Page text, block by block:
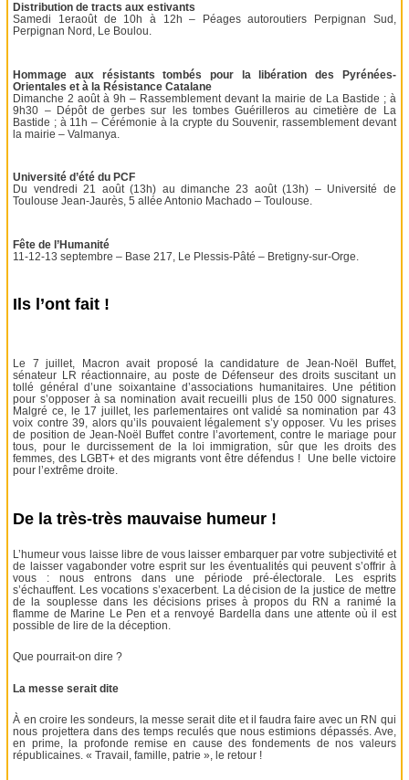
Distribution de tracts aux estivants
Samedi 1eraoût de 10h à 12h – Péages autoroutiers Perpignan Sud,
Perpignan Nord, Le Boulou.
Hommage aux résistants tombés pour la libération des Pyrénées-
Orientales et à la Résistance Catalane
Dimanche 2 août à 9h – Rassemblement devant la mairie de La Bastide ; à
9h30 – Dépôt de gerbes sur les tombes Guérilleros au cimetière de La
Bastide ; à 11h – Cérémonie à la crypte du Souvenir, rassemblement devant
la mairie – Valmanya.
Université d’été du PCF
Du vendredi 21 août (13h) au dimanche 23 août (13h) – Université de
Toulouse Jean-Jaurès, 5 allée Antonio Machado – Toulouse.
Fête de l’Humanité
11-12-13 septembre – Base 217, Le Plessis-Pâté – Bretigny-sur-Orge.
Ils l’ont fait !
Le 7 juillet, Macron avait proposé la candidature de Jean-Noël Buffet,
sénateur LR réactionnaire, au poste de Défenseur des droits suscitant un
tollé général d’une soixantaine d’associations humanitaires. Une pétition
pour s’opposer à sa nomination avait recueilli plus de 150 000 signatures.
Malgré ce, le 17 juillet, les parlementaires ont validé sa nomination par 43
voix contre 39, alors qu’ils pouvaient légalement s’y opposer. Vu les prises
de position de Jean-Noël Buffet contre l’avortement, contre le mariage pour
tous, pour le durcissement de la loi immigration, sûr que les droits des
femmes, des LGBT+ et des migrants vont être défendus ! Une belle victoire
pour l’extrême droite.
De la très-très mauvaise humeur !
L’humeur vous laisse libre de vous laisser embarquer par votre subjectivité et
de laisser vagabonder votre esprit sur les éventualités qui peuvent s’offrir à
vous : nous entrons dans une période pré-électorale. Les esprits
s’échauffent. Les vocations s’exacerbent. La décision de la justice de mettre
de la souplesse dans les décisions prises à propos du RN a ranimé la
flamme de Marine Le Pen et a renvoyé Bardella dans une attente où il est
possible de lire de la déception.
Que pourrait-on dire ?
La messe serait dite
À en croire les sondeurs, la messe serait dite et il faudra faire avec un RN qui
nous projettera dans des temps reculés que nous estimions dépassés. Ave,
en prime, la profonde remise en cause des fondements de nos valeurs
républicaines. « Travail, famille, patrie », le retour !